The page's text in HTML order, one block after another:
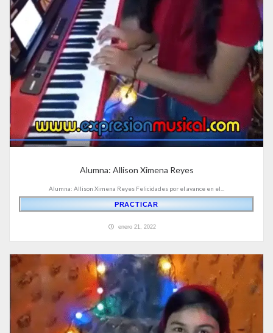
Alumna: Allison Ximena Reyes
Alumna: Allison Ximena Reyes Felicidades por el avance en el...
PRACTICAR
enero 21, 2022